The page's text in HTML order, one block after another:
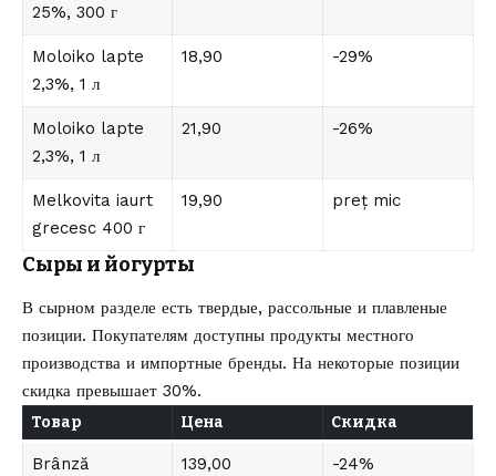
25%, 300 г
Moloiko lapte
2,3%, 1 л
18,90 -29%
Moloiko lapte
2,3%, 1 л
21,90 -26%
Melkovita iaurt
grecesc 400 г
19,90 preț mic
Сыры и йогурты
В сырном разделе есть твердые, рассольные и плавленые
позиции. Покупателям доступны продукты местного
производства и импортные бренды. На некоторые позиции
скидка превышает 30%.
Товар Цена Скидка
Brânză
139,00 -24%